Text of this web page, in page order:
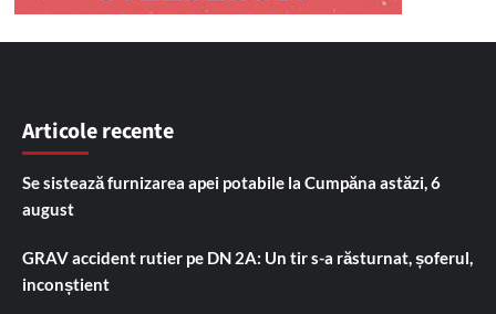
Articole recente
Se sistează furnizarea apei potabile la Cumpăna astăzi, 6
august
GRAV accident rutier pe DN 2A: Un tir s-a răsturnat, șoferul,
inconștient